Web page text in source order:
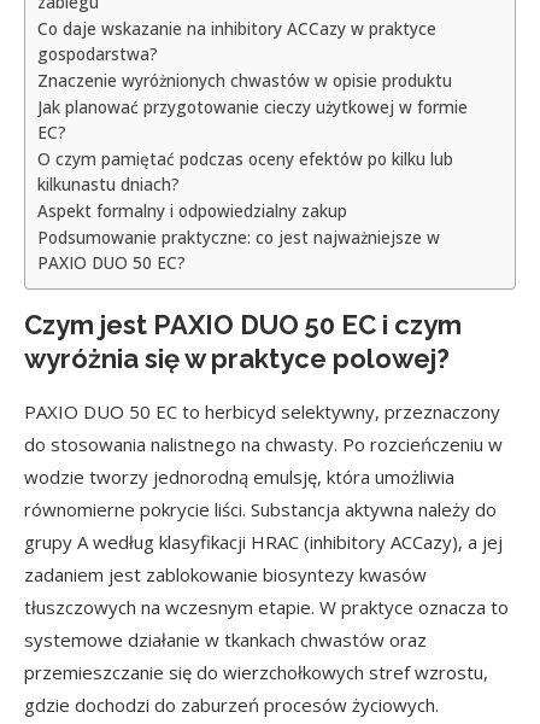
Co daje wskazanie na inhibitory ACCazy w praktyce
gospodarstwa?
Znaczenie wyróżnionych chwastów w opisie produktu
Jak planować przygotowanie cieczy użytkowej w formie
EC?
O czym pamiętać podczas oceny efektów po kilku lub
kilkunastu dniach?
Aspekt formalny i odpowiedzialny zakup
Podsumowanie praktyczne: co jest najważniejsze w
PAXIO DUO 50 EC?
Czym jest PAXIO DUO 50 EC i czym
wyróżnia się w praktyce polowej?
PAXIO DUO 50 EC to herbicyd selektywny, przeznaczony
do stosowania nalistnego na chwasty. Po rozcieńczeniu w
wodzie tworzy jednorodną emulsję, która umożliwia
równomierne pokrycie liści. Substancja aktywna należy do
grupy A według klasyfikacji HRAC (inhibitory ACCazy), a jej
zadaniem jest zablokowanie biosyntezy kwasów
tłuszczowych na wczesnym etapie. W praktyce oznacza to
systemowe działanie w tkankach chwastów oraz
przemieszczanie się do wierzchołkowych stref wzrostu,
gdzie dochodzi do zaburzeń procesów życiowych.